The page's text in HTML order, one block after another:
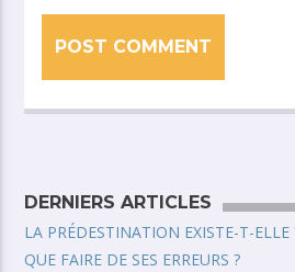
DERNIERS ARTICLES
LA PRÉDESTINATION EXISTE-T-ELLE
QUE FAIRE DE SES ERREURS ?